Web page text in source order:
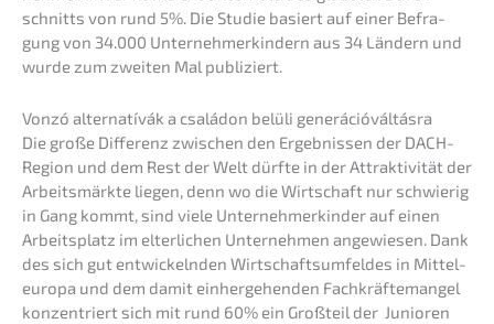
schnitts von rund 5%. Die Studie basiert auf einer Befra­
gung von 34.000 Unter­neh­mer­kin­dern aus 34 Ländern und
wurde zum zweiten Mal publiziert.
Vonzó alter­na­tí­vák a csalá­don belüli generációváltásra
Die große Diffe­renz zwischen den Ergeb­nis­sen der DACH-
Region und dem Rest der Welt dürfte in der Attrak­ti­vi­tät der
Arbeits­märk­te liegen, denn wo die Wirtschaft nur schwie­rig
in Gang kommt, sind viele Unter­neh­mer­kin­der auf einen
Arbeits­platz im elter­li­chen Unter­neh­men angewie­sen. Dank
des sich gut entwi­ckeln­den Wirtschafts­um­fel­des in Mittel­
eu­ro­pa und dem damit einher­ge­hen­den Fachkräf­te­man­gel
konzen­triert sich mit rund 60% ein Großteil der Junio­ren